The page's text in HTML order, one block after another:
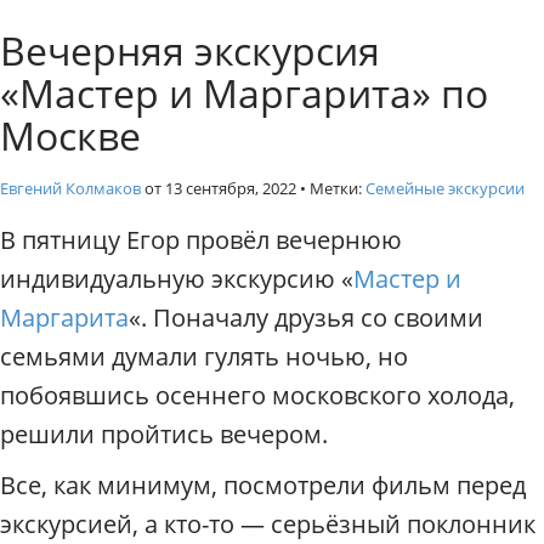
с
к
у
и
о
М
о
с
к
в
.
и
д
Индивидуальные
Вечерняя экскурсия
«Мастер и Маргарита» по
Москве
Евгений Колмаковот 13 сентября, 2022 • Метки:Семейные экскурсии
В пятницу Егор провёл вечернюю
индивидуальную экскурсию «Мастер и
Маргарита«. Поначалу друзья со своими
семьями думали гулять ночью, но
побоявшись осеннего московского холода,
решили пройтись вечером.
Все, как минимум, посмотрели фильм перед
экскурсией, а кто-то — серьёзный поклонник